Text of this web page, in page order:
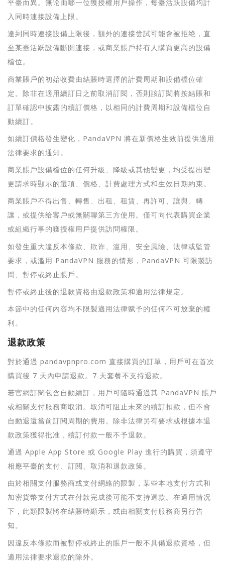
平臺而異。無论由哪一位獲授權用戶操作，每臺活跃設備均計
入同時連接設備上限。
達到同時連接設備上限後，額外的連接尝試可能會被拒绝，直
至某臺活跃設備斷開連接，或商業賬戶持有人購買更高的設備
檔位。
商業賬戶的初始收費由結賬時選擇的計費周期和設備檔位確
定。除非在適用續訂日之前取消訂閱，否則該訂閱將按結賬和
訂單確認中披露的續訂價格，以相同的計費周期和設備檔位自
動續訂。
如續訂價格發生變化，PandaVPN 將在新價格生效前提供適用
法律要求的通知。
商業賬戶設備檔位的任何升級、降級或其他變更，均受提出變
更請求時顯示的選項、價格、計費處理方式和生效日期約束。
商業賬戶不得出售、轉售、出租、租賃、再許可、讓與、轉
讓，或提供给客戶或無關聯第三方使用。僅可向代表購買企業
或組織行事的獲授權用戶提供訪問權限。
如發生重大違反本條款、欺诈、滥用、安全風險、法律或監管
要求，或滥用 PandaVPN 服務的情形，PandaVPN 可限製訪
問、暫停或終止賬戶。
暫停或終止後的退款資格由退款政策和適用法律規定。
本節中的任何內容均不限製適用法律赋予的任何不可放棄的權
利。
退款政策
對於通過 pandavpnpro.com 直接購買的訂單，用戶可在首次
購買後 7 天內申請退款。7 天套餐不支持退款。
若官網訂閱包含自動續訂，用戶可隨時通過其 PandaVPN 賬戶
或相關支付服務商取消。取消可阻止未來的續訂扣款，但不會
自動退還當前訂閱周期的費用。除非法律另有要求或根據本退
款政策獲得批准，續訂付款一般不予退款。
通過 Apple App Store 或 Google Play 進行的購買，須遵守
相應平臺的支付、訂閱、取消和退款政策。
由於相關支付服務商或支付網絡的限製，某些本地支付方式和
加密貨幣支付方式在付款完成後可能不支持退款。在適用情况
下，此類限製將在結賬時顯示，或由相關支付服務商另行告
知。
因違反本條款而被暫停或終止的賬戶一般不具備退款資格，但
適用法律要求退款的除外。